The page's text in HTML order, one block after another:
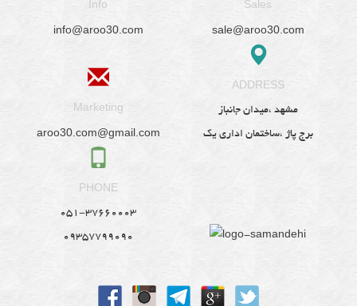
Info
info@aroo30.com
Sales
sale@aroo30.com
Marketing
aroo30.com@gmail.com
ADDRESS
مشهد ،میدان جانباز
برج پاژ ،ساختمان اداری یک
PHONE
051-37660003
09357799090